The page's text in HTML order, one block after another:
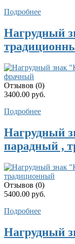
Подробнее
Отзывов (0)
3400.00 руб.
Подробнее
парадный ,
Отзывов (0)
5400.00 руб.
Подробнее
Нагрудный